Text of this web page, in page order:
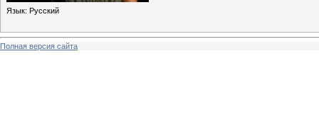
Язык: Русский
Полная версия сайта